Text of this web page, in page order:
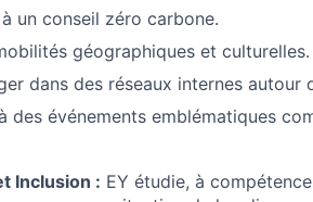
un conseil zéro carbone.
géographiques et culturelles.
dans des réseaux internes autour
des événements emblématiques
Inclusion : EY étudie, à